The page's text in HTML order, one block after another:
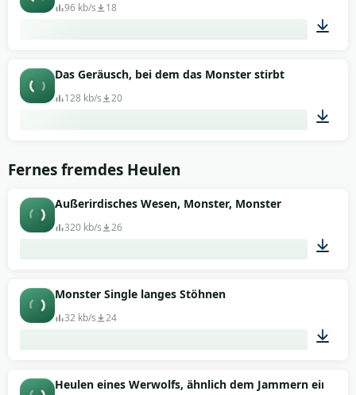
96 kb/s 18
Das Geräusch, bei dem das Monster stirbt
128 kb/s 20
Fernes fremdes Heulen
Außerirdisches Wesen, Monster, Monster
320 kb/s 26
Monster Single langes Stöhnen
32 kb/s 24
00:07
Heulen eines Werwolfs, ähnlich dem Jammern eines